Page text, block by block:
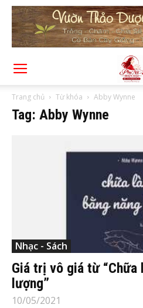
Trang chủ Từ khóa Abby Wynne
Tag: Abby Wynne
Nhạc - Sách
Giá trị vô giá từ “Chữa
lượng”
10/05/2021